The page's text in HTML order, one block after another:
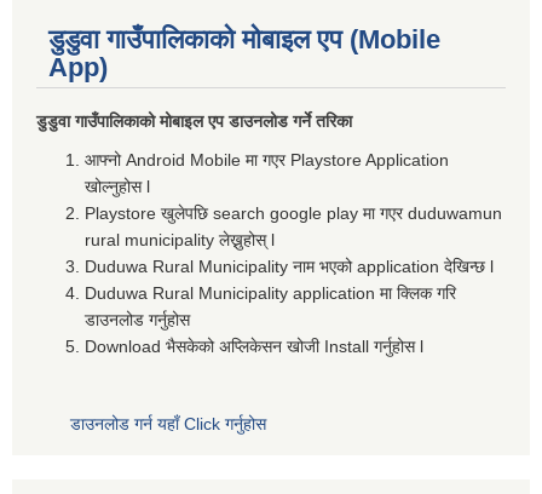
डुडुवा गाउँपालिकाको मोबाइल एप (Mobile
App)
डुडुवा गाउँपालिकाको मोबाइल एप डाउनलोड गर्ने तरिका
आफ्नो Android Mobile मा गएर Playstore Application
खोल्नुहोस l
Playstore खुलेपछि search google play मा गएर duduwamun
rural municipality लेख्नुहोस् l
Duduwa Rural Municipality नाम भएको application देखिन्छ l
Duduwa Rural Municipality application मा क्लिक गरि
डाउनलोड गर्नुहोस
Download भैसकेको अप्लिकेसन खोजी Install गर्नुहोस l
डाउनलोड गर्न यहाँ Click गर्नुहोस